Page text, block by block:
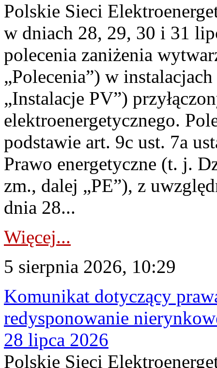
Polskie Sieci
w dniach 28, 29, 30 i 31
polecenia zaniżenia
„Polecenia”) w
„Instalacje PV”)
elektroenergetycznego.
podstawie art. 9c ust. 7a
Prawo energetyczne (t. j.
zm., dalej „PE”), z
dnia 28...
Więcej...
5 sierpnia 2026, 10:29
Komunikat dotyczący
redysponowanie
28 lipca 2026
Polskie Sieci